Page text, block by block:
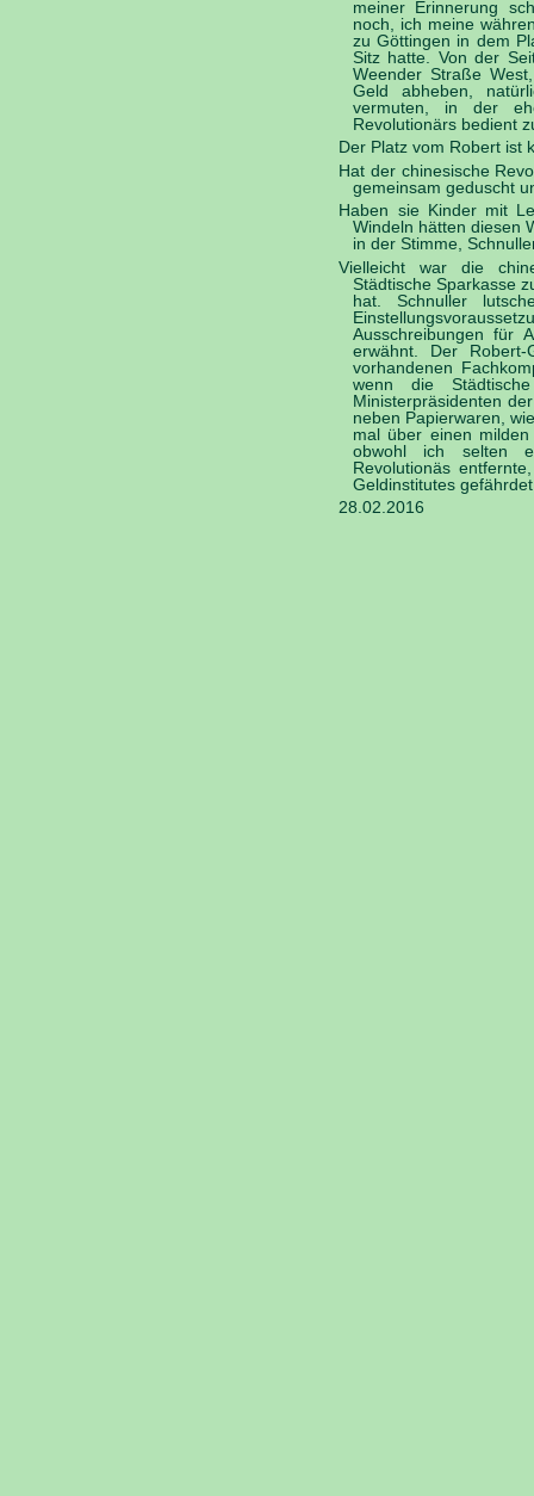
meiner Erinnerung
noch, ich meine
zu Göttingen in dem
Sitz hatte. Von der
Weender Straße
Geld abheben,
vermuten, in der
Revolutionärs bedient
Der Platz vom Robert ist
Hat der chinesische
gemeinsam geduscht
Haben sie Kinder mit
Windeln hätten diesen
in der Stimme,
Vielleicht war die
Städtische Sparkasse
hat. Schnuller
Ausschreibungen für
erwähnt. Der
vorhandenen
wenn die
Ministerpräsidenten
neben Papierwaren,
mal über einen
obwohl ich selten
Revolutionäs
Geldinstitutes
28.02.2016